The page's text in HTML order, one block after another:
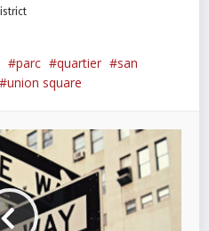
parc quartier
san
union square